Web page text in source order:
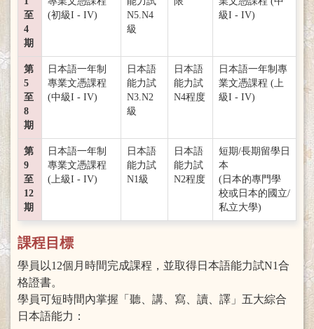
至
4
期
(初級I - IV)
N5.N4
級
級I - IV)
第
5
至
8
期
日本語一年制
專業文憑課程
(中級I - IV)
日本語
能力試
N3.N2
級
日本語
能力試
N4程度
日本語一年制專
業文憑課程 (上
級I - IV)
第
9
至
12
期
日本語一年制
專業文憑課程
(上級I - IV)
日本語
能力試
N1級
日本語
能力試
N2程度
短期/長期留學日
本
(日本的專門學
校或日本的國立/
私立大學)
課程目標
學員以12個月時間完成課程，並取得日本語能力試N1合
格證書。
學員可短時間內掌握「聽、講、寫、讀、譯」五大綜合
日本語能力：